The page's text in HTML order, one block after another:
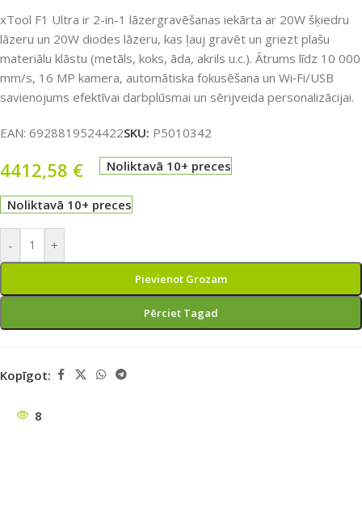
xTool F1 Ultra ir 2-in-1 lāzergravēšanas iekārta ar 20W šķiedru
lāzeru un 20W diodes lāzeru, kas ļauj gravēt un griezt plašu
materiālu klāstu (metāls, koks, āda, akrils u.c.). Ātrums līdz 10 000
mm/s, 16 MP kamera, automātiska fokusēšana un Wi‑Fi/USB
savienojums efektīvai darbplūsmai un sērijveida personalizācijai.
EAN: 6928819524422SKU: P5010342
4412,58 € Noliktavā 10+ preces
Noliktavā 10+ preces
- +
Pievienot Grozam
Pērciet Tagad
Kopīgot:
8